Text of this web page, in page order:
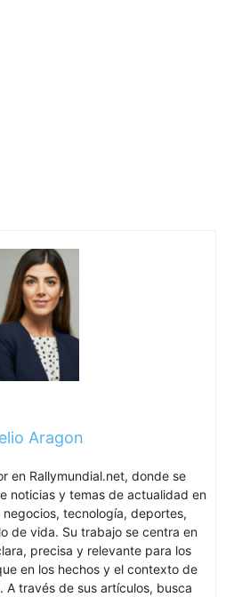
Aragon
en Rallymundial.net, donde se
noticias y temas de actualidad en
tecnología, deportes,
de vida. Su trabajo se centra en
precisa y relevante para los
en los hechos y el contexto de
A través de sus artículos, busca